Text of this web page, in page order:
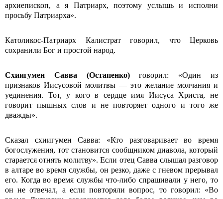
архиепископ, а я Патриарх, поэтому услышь и исполни
просьбу Патриарха».
Католикос-Патриарх Калистрат
говорил, что Церковь
сохранили Бог и простой народ.
Схиигумен Савва (Остапенко)говорил: «Один из
признаков Иисусовой молитвы — это желание молчания и
уединения. Тот, у кого в серд­це имя Иисуса Христа, не
говорит пышных слов и не повторяет одного и того же
дважды».
Сказал схиигумен Савва: «Кто разговаривает во время
богослужения, тот становится сообщником диавола, который
старается отнять молитву». Если отец Савва слышал разговор
в алтаре во время службы, он резко, даже с гневом прерывал
его. Когда во время службы что-либо спрашивали у него, то
он не отвечал, а если повторяли вопрос, то говорил: «Во